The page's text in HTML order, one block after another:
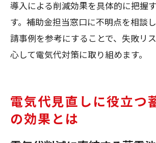
導入による削減効果を具体的に把握
す。補助金担当窓口に不明点を相談
請事例を参考にすることで、失敗リ
心して電気代対策に取り組めます。
電気代見直しに役立つ
の効果とは